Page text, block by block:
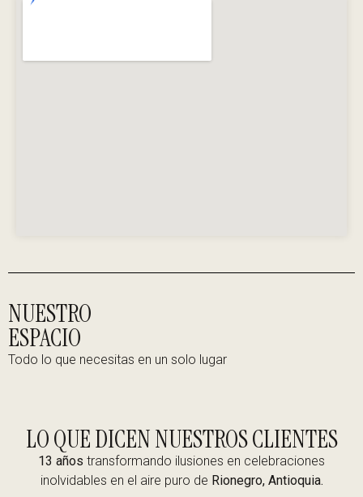
NUESTRO
ESPACIO
Todo lo que necesitas en un solo lugar
LO QUE DICEN NUESTROS CLIENTES
13 años transformando ilusiones en celebraciones
inolvidables en el aire puro de Rionegro, Antioquia.